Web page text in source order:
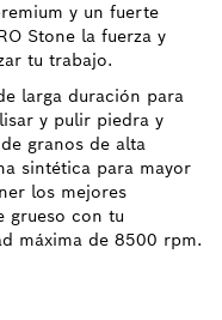
y un fuerte
Stone la fuerza y
tu trabajo.
larga duración para
y pulir piedra y
granos de alta
sintética para mayor
los mejores
grueso con tu
máxima de 8500 rpm.